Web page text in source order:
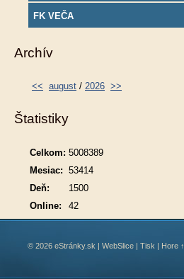
FK VEČA
Archív
<< august / 2026 >>
Štatistiky
Online: 42
Celkom: 5008389
Mesiac: 53414
Deň:
1500
© 2026 eStránky.sk | WebSlice | Tisk | Hore ↑